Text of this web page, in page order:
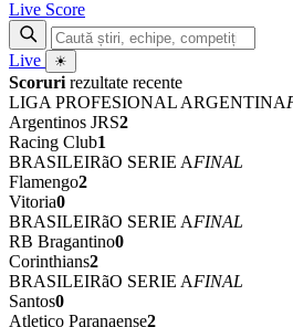
Live Score
Live ☀
Scoruri rezultate recente
LIGA PROFESIONAL ARGENTINA
Argentinos JRS2
Racing Club1
BRASILEIRãO SERIE AFINAL
Flamengo2
Vitoria0
BRASILEIRãO SERIE AFINAL
RB Bragantino0
Corinthians2
BRASILEIRãO SERIE AFINAL
Santos0
Atletico Paranaense2